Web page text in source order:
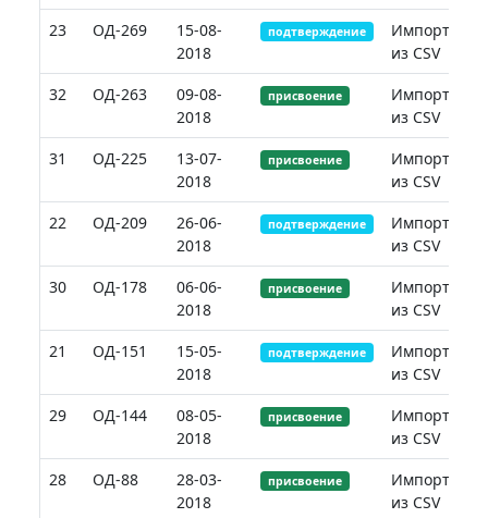
23
ОД-269
15-08-
2018
подтверждение
Импорт
из CSV
32
ОД-263
09-08-
2018
присвоение
Импорт
из CSV
31
ОД-225
13-07-
2018
присвоение
Импорт
из CSV
22
ОД-209
26-06-
2018
подтверждение
Импорт
из CSV
30
ОД-178
06-06-
2018
присвоение
Импорт
из CSV
21
ОД-151
15-05-
2018
подтверждение
Импорт
из CSV
29
ОД-144
08-05-
2018
присвоение
Импорт
из CSV
28
ОД-88
28-03-
2018
присвоение
Импорт
из CSV